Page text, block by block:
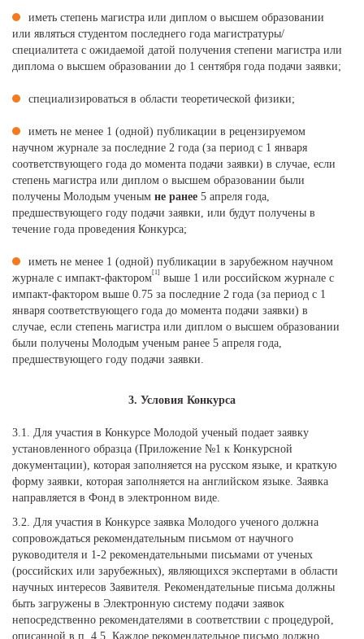
иметь степень магистра или диплом о высшем образовании
или являться студентом последнего года магистратуры/
специалитета с ожидаемой датой получения степени магистра или
диплома о высшем образовании до 1 сентября года подачи заявки;
специализироваться в области теоретической физики;
иметь не менее 1 (одной) публикации в рецензируемом
научном журнале за последние 2 года (за период с 1 января
соответствующего года до момента подачи заявки) в случае, если
степень магистра или диплом о высшем образовании были
получены Молодым ученым не ранее 5 апреля года,
предшествующего году подачи заявки, или будут получены в
течение года проведения Конкурса;
иметь не менее 1 (одной) публикации в зарубежном научном
журнале с импакт-фактором[1] выше 1 или российском журнале с
импакт-фактором выше 0.75 за последние 2 года (за период с 1
января соответствующего года до момента подачи заявки) в
случае, если степень магистра или диплом о высшем образовании
были получены Молодым ученым ранее 5 апреля года,
предшествующего году подачи заявки.
3. Условия Конкурса
3.1. Для участия в Конкурсе Молодой ученый подает заявку
установленного образца (Приложение №1 к Конкурсной
документации), которая заполняется на русском языке, и краткую
форму заявки, которая заполняется на английском языке. Заявка
направляется в Фонд в электронном виде.
3.2. Для участия в Конкурсе заявка Молодого ученого должна
сопровождаться рекомендательным письмом от научного
руководителя и 1-2 рекомендательными письмами от ученых
(российских или зарубежных), являющихся экспертами в области
научных интересов Заявителя. Рекомендательные письма должны
быть загружены в Электронную систему подачи заявок
непосредственно рекомендателями в соответствии с процедурой,
описанной в п. 4.5. Каждое рекомендательное письмо должно